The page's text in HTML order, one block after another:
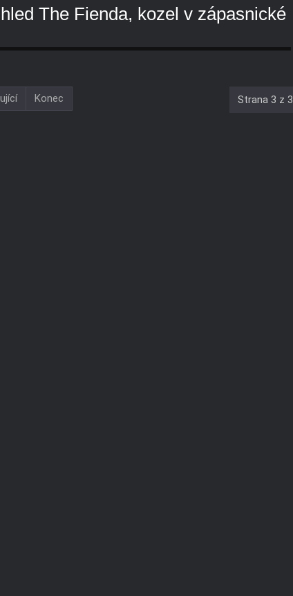
The Fienda, kozel v zápasnické
Strana 3 z 3
Konec